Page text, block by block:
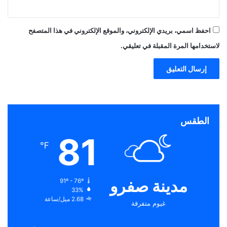
احفظ اسمي، بريدي الإلكتروني، والموقع الإلكتروني في هذا المتصفح
لاستخدامها المرة المقبلة في تعليقي.
الطقس
مدينة صفرو
غيوم متفرقة
81
℉
91º - 76º
33%
2.68 ميل/ساعة